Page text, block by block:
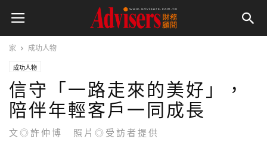
家 成功人物
成功人物
信守「一路走來的美好」，
陪伴年輕客戶一同成長
文◎許仲博 照片◎受訪者提供